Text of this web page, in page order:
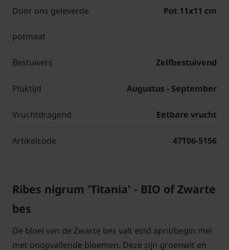
Door ons geleverde
potmaat
Pot 11x11 cm
Bestuivers Zelfbestuivend
Pluktijd Augustus - September
Vruchtdragend Eetbare vrucht
Artikelcode 47T06-5156
Ribes nigrum 'Titania' - BIO of Zwarte
bes
De bloei van de Zwarte bes valt eind april/begin mei
met onopvallende bloemen. Deze zijn groenwit en